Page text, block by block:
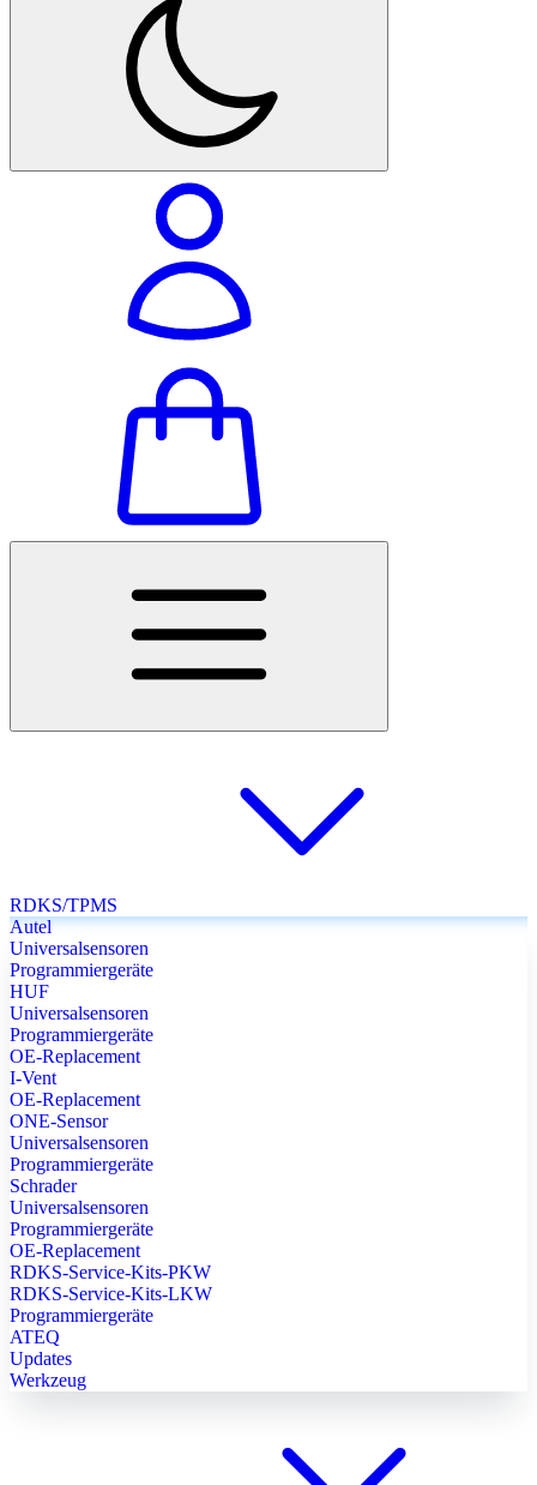
RDKS/TPMS
Autel
Universalsensoren
Programmiergeräte
HUF
Universalsensoren
Programmiergeräte
OE-Replacement
I-Vent
OE-Replacement
ONE-Sensor
Universalsensoren
Programmiergeräte
Schrader
Universalsensoren
Programmiergeräte
OE-Replacement
RDKS-Service-Kits-PKW
RDKS-Service-Kits-LKW
Programmiergeräte
ATEQ
Updates
Werkzeug